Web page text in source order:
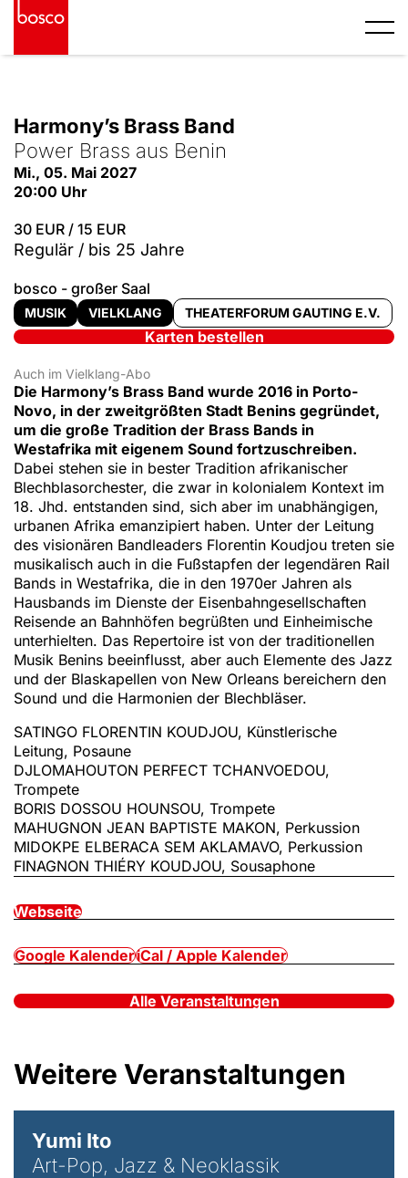
Harmony’s Brass Band
Power Brass aus Benin
Mi., 05. Mai 2027
20:00 Uhr
30 EUR / 15 EUR
Regulär / bis 25 Jahre
bosco - großer Saal
MUSIK VIELKLANG THEATERFORUM GAUTING E.V.
Karten bestellen
Auch im Vielklang-Abo
Die Harmony’s Brass Band wurde 2016 in Porto-
Novo, in der zweitgrößten Stadt Benins gegründet,
um die große Tradition der Brass Bands in
Westafrika mit eigenem Sound fortzuschreiben.
Dabei stehen sie in bester Tradition afrikanischer
Blechblasorchester, die zwar in kolonialem Kontext im
18. Jhd. entstanden sind, sich aber im unabhängigen,
urbanen Afrika emanzipiert haben. Unter der Leitung
des visionären Bandleaders Florentin Koudjou treten sie
musikalisch auch in die Fußstapfen der legendären Rail
Bands in Westafrika, die in den 1970er Jahren als
Hausbands im Dienste der Eisenbahngesellschaften
Reisende an Bahnhöfen begrüßten und Einheimische
unterhielten. Das Repertoire ist von der traditionellen
Musik Benins beeinflusst, aber auch Elemente des Jazz
und der Blaskapellen von New Orleans bereichern den
Sound und die Harmonien der Blechbläser.
SATINGO FLORENTIN KOUDJOU, Künstlerische
Leitung, Posaune
DJLOMAHOUTON PERFECT TCHANVOEDOU,
Trompete
BORIS DOSSOU HOUNSOU, Trompete
MAHUGNON JEAN BAPTISTE MAKON, Perkussion
MIDOKPE ELBERACA SEM AKLAMAVO, Perkussion
FINAGNON THIÉRY KOUDJOU, Sousaphone
Webseite
Google KalenderiCal / Apple Kalender
Alle Veranstaltungen
Weitere Veranstaltungen
Yumi Ito
Art-Pop, Jazz & Neoklassik